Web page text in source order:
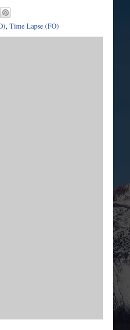
, Time Lapse (FO)